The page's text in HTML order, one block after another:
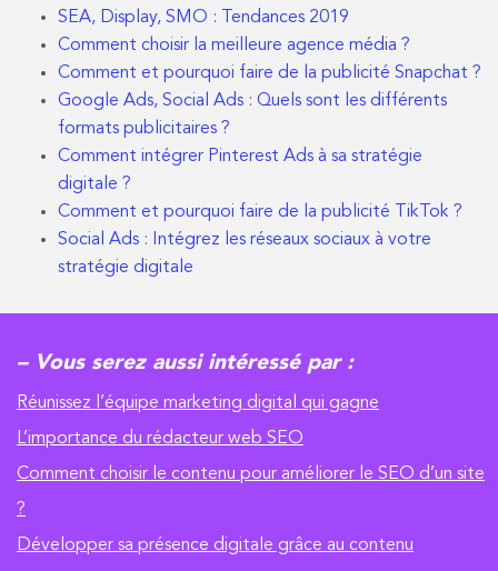
SEA, Display, SMO : Tendances 2019
Comment choisir la meilleure agence média ?
Comment et pourquoi faire de la publicité Snapchat ?
Google Ads, Social Ads : Quels sont les différents
formats publicitaires ?
Comment intégrer Pinterest Ads à sa stratégie
digitale ?
Comment et pourquoi faire de la publicité TikTok ?
Social Ads : Intégrez les réseaux sociaux à votre
stratégie digitale
– Vous serez aussi intéressé par :
Réunissez l’équipe marketing digital qui gagne
L’importance du rédacteur web SEO
Comment choisir le contenu pour améliorer le SEO d’un site
?
Développer sa présence digitale grâce au contenu